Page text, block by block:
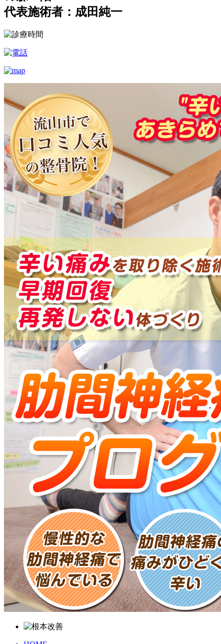
代表施術者：成田純一